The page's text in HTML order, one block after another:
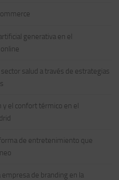
generativa en el
salud a través de estrategias
y el confort térmico en el
de entretenimiento que
de branding en la